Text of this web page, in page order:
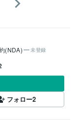
(NDA) 未登録
フォロー2